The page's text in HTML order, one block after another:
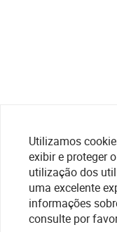
Utilizamos
exibir e proteger
utilização dos
uma excelente
informações
consulte por